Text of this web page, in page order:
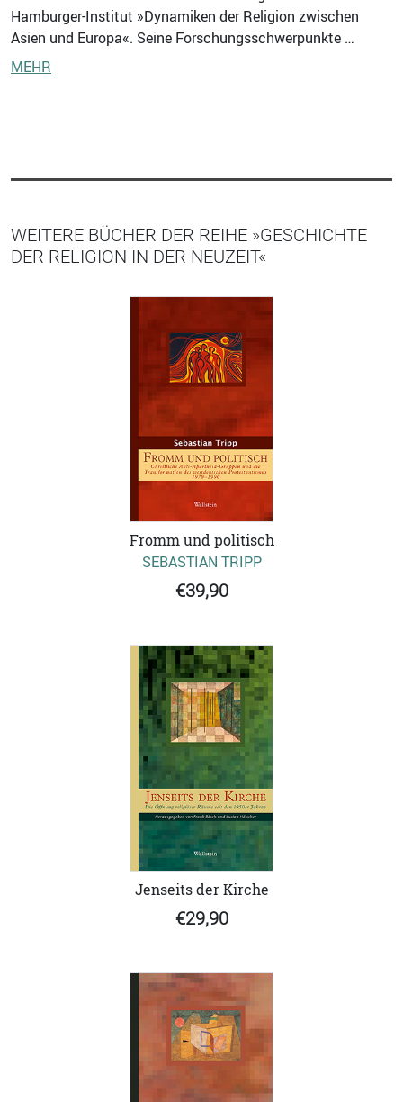
Hamburger-Institut »Dynamiken der Religion zwischen
Asien und Europa«. Seine Forschungsschwerpunkte …
MEHR
WEITERE BÜCHER DER REIHE »GESCHICHTE
DER RELIGION IN DER NEUZEIT«
Fromm und politisch
SEBASTIAN TRIPP
€39,90
Jenseits der Kirche
€29,90